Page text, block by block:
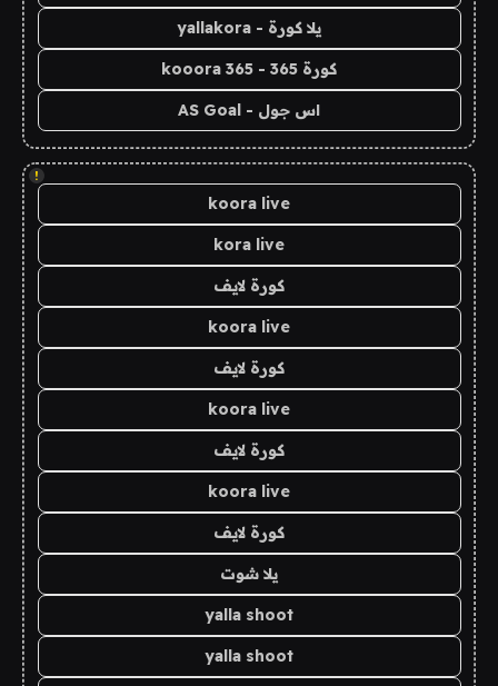
يلا كورة - yallakora
كورة 365 - kooora 365
اس جول - AS Goal
!
koora live
kora live
كورة لايف
koora live
كورة لايف
koora live
كورة لايف
koora live
كورة لايف
يلا شوت
yalla shoot
yalla shoot